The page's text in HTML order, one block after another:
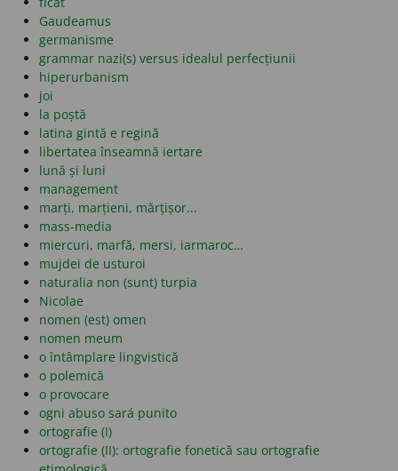
Gaudeamus
germanisme
grammar nazi(s) versus idealul perfecțiunii
hiperurbanism
joi
la poștă
latina gintă e regină
libertatea înseamnă iertare
lună și luni
management
marți, marțieni, mărțișor...
mass-media
miercuri, marfă, mersi, iarmaroc…
mujdei de usturoi
naturalia non (sunt) turpia
Nicolae
nomen (est) omen
nomen meum
o întâmplare lingvistică
o polemică
o provocare
ogni abuso sará punito
ortografie (I)
ortografie (II): ortografie fonetică sau ortografie